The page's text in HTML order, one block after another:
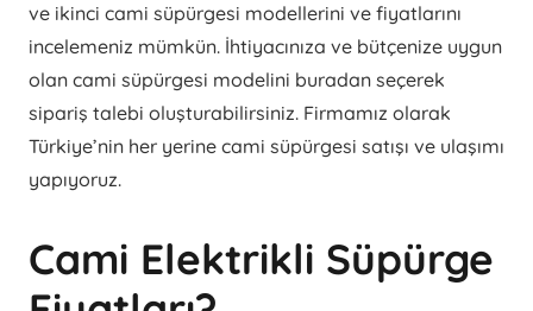
ve ikinci cami süpürgesi modellerini ve fiyatlarını
incelemeniz mümkün. İhtiyacınıza ve bütçenize uygun
olan cami süpürgesi modelini buradan seçerek
sipariş talebi oluşturabilirsiniz. Firmamız olarak
Türkiye’nin her yerine cami süpürgesi satışı ve ulaşımı
yapıyoruz.
Cami Elektrikli Süpürge